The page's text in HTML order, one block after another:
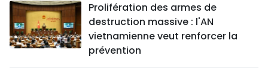
Prolifération des armes de
destruction massive : l'AN
vietnamienne veut renforcer la
prévention